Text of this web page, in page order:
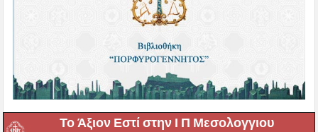
Το Άξιον Εστί στην Ι Π Μεσολογγιου